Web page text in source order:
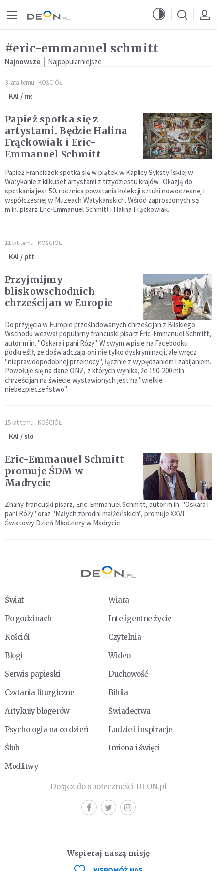
#eric-emmanuel schmitt
Najnowsze Najpopularniejsze
3 lata temu KOŚCIÓŁ
KAI / mł
Papież spotka się z
artystami. Będzie Halina
Frąckowiak i Eric-
Emmanuel Schmitt
Papież Franciszek spotka się w piątek w Kaplicy Sykstyńskiej w
Watykanie z kilkuset artystami z trzydziestu krajów. Okazją do
spotkania jest 50. rocznica powstania kolekcji sztuki nowoczesnej i
współczesnej w Muzeach Watykańskich. Wśród zaproszonych są
m.in. pisarz Eric-Emmanuel Schmitt i Halina Frąckowiak.
11 lat temu KOŚCIÓŁ
KAI / ptt
Przyjmijmy
bliskowschodnich
chrześcijan w Europie
Do przyjęcia w Europie prześladowanych chrześcijan z Bliskiego
Wschodu wezwał popularny francuski pisarz Éric-Emmanuel Schmitt,
autor m.in. "Oskara i pani Róży". W swym wpisie na Facebooku
podkreślił, że doświadczają oni nie tylko dyskryminacji, ale wręcz
"nieprawdopodobnej przemocy", łącznie z wypędzaniem i zabijaniem.
Powołuje się na dane ONZ, z których wynika, że 150-200 mln
chrześcijan na świecie wystawionych jest na "wielkie
niebezpieczeństwo".
15 lat temu KOŚCIÓŁ
KAI / slo
Eric-Emmanuel Schmitt
promuje ŚDM w
Madrycie
Znany francuski pisarz, Eric-Emmanuel Schmitt, autor m.in. "Oskara i
pani Róży" oraz "Małych zbrodni małżeńskich", promuje XXVI
Światowy Dzień Młodzieży w Madrycie.
Świat
Wiara
Po godzinach
Inteligentne życie
Kościół
Czytelnia
Blogi
Wideo
Serwis papieski
Duchowość
Czytania liturgiczne
Biblia
Artykuły blogerów
Świadectwa
Psychologia na co dzień
Ludzie i inspiracje
Ślub
Imiona i święci
Modlitwy
Dołącz do społeczności DEON.pl
Wspieraj naszą misję